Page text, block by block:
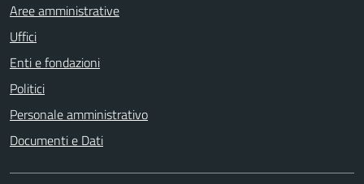
Aree amministrative
Uffici
Enti e fondazioni
Politici
Personale amministrativo
Documenti e Dati